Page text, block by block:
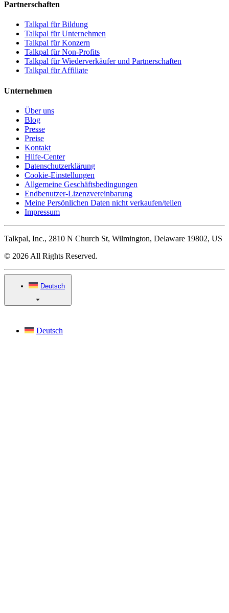
Partnerschaften
Talkpal für Bildung
Talkpal für Unternehmen
Talkpal für Konzern
Talkpal für Non-Profits
Talkpal für Wiederverkäufer und Partnerschaften
Talkpal für Affiliate
Unternehmen
Über uns
Blog
Presse
Preise
Kontakt
Hilfe-Center
Datenschutzerklärung
Cookie-Einstellungen
Allgemeine Geschäftsbedingungen
Endbenutzer-Lizenzvereinbarung
Meine Persönlichen Daten nicht verkaufen/teilen
Impressum
Talkpal, Inc., 2810 N Church St, Wilmington, Delaware 19802, US
© 2026 All Rights Reserved.
Deutsch
Deutsch